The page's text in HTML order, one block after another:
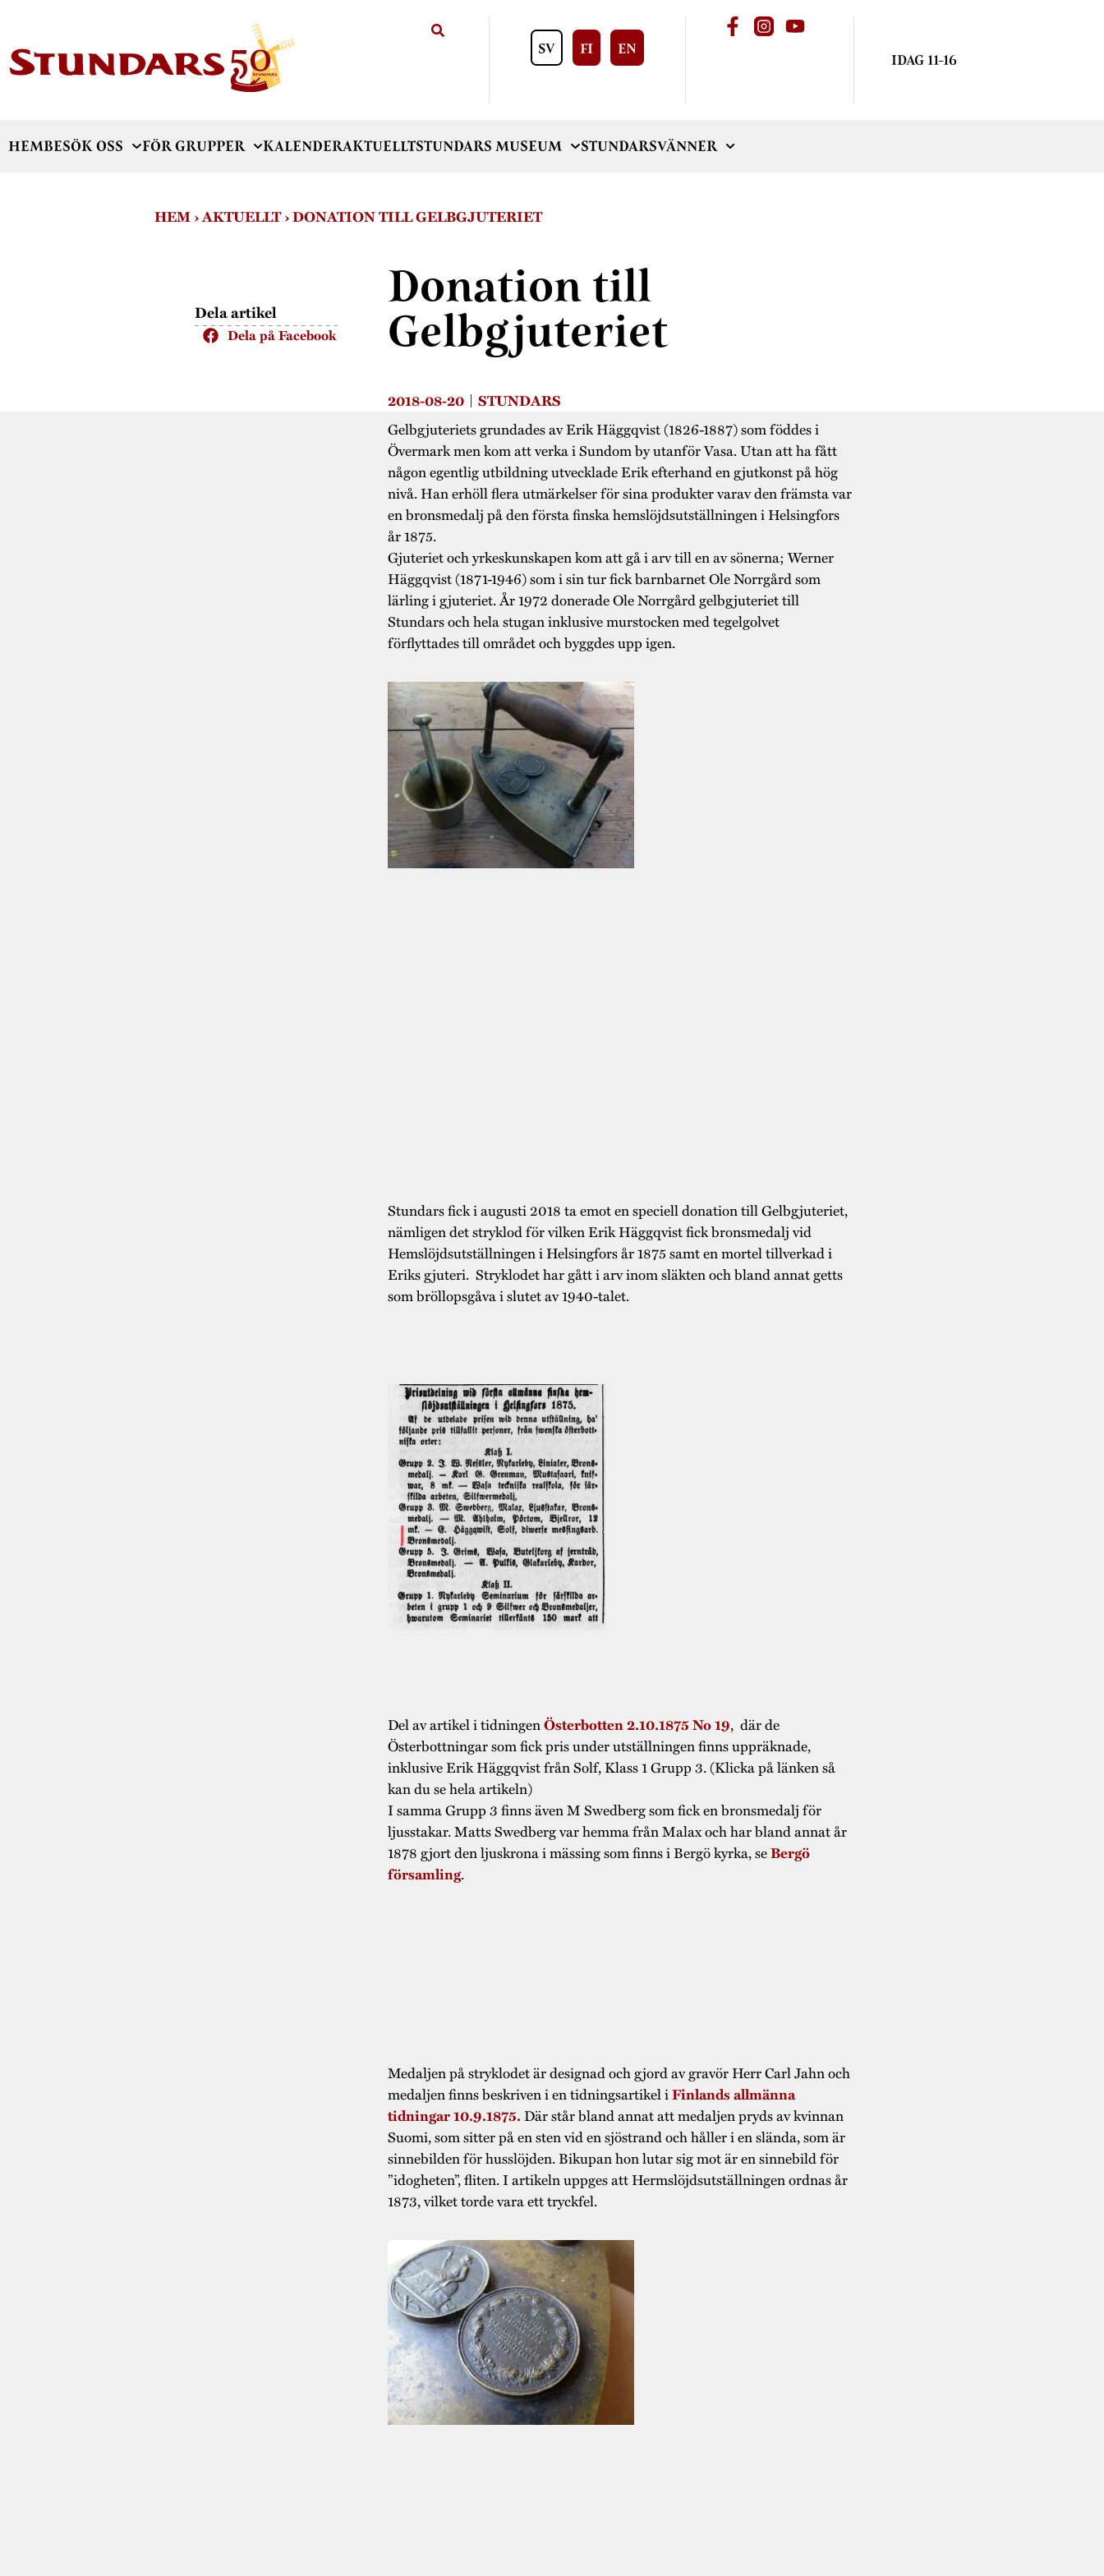
SV FI EN
IDAG 11-16
HEMBESÖK OSS FÖR GRUPPER KALENDERAKTUELLTSTUNDARS MUSEUM STUNDARSVÄNNER
HEM›AKTUELLT›DONATION TILL GELBGJUTERIET
Dela artikel
Dela på Facebook
Donation till
Gelbgjuteriet
2018-08-20
STUNDARS
Gelbgjuteriets grundades av Erik Häggqvist (1826-1887) som föddes i
Övermark men kom att verka i Sundom by utanför Vasa. Utan att ha fått
någon egentlig utbildning utvecklade Erik efterhand en gjutkonst på hög
nivå. Han erhöll flera utmärkelser för sina produkter varav den främsta var
en bronsmedalj på den första finska hemslöjdsutställningen i Helsingfors
år 1875.
Gjuteriet och yrkeskunskapen kom att gå i arv till en av sönerna; Werner
Häggqvist (1871-1946) som i sin tur fick barnbarnet Ole Norrgård som
lärling i gjuteriet. År 1972 donerade Ole Norrgård gelbgjuteriet till
Stundars och hela stugan inklusive murstocken med tegelgolvet
förflyttades till området och byggdes upp igen.
Stundars fick i augusti 2018 ta emot en speciell donation till Gelbgjuteriet,
nämligen det stryklod för vilken Erik Häggqvist fick bronsmedalj vid
Hemslöjdsutställningen i Helsingfors år 1875 samt en mortel tillverkad i
Eriks gjuteri. Stryklodet har gått i arv inom släkten och bland annat getts
som bröllopsgåva i slutet av 1940-talet.
Del av artikel i tidningenÖsterbotten 2.10.1875 No 19, där de
Österbottningar som fick pris under utställningen finns uppräknade,
inklusive Erik Häggqvist från Solf, Klass 1 Grupp 3. (Klicka på länken så
kan du se hela artikeln)
I samma Grupp 3 finns även M Swedberg som fick en bronsmedalj för
ljusstakar. Matts Swedberg var hemma från Malax och har bland annat år
1878 gjort den ljuskrona i mässing som finns i Bergö kyrka, seBergö
församling.
Medaljen på stryklodet är designad och gjord av gravör Herr Carl Jahn och
medaljen finns beskriven i en tidningsartikel iFinlands allmänna
tidningar 10.9.1875.Där står bland annat att medaljen pryds av kvinnan
Suomi, som sitter på en sten vid en sjöstrand och håller i en slända, som är
sinnebilden för husslöjden. Bikupan hon lutar sig mot är en sinnebild för
”idogheten”, fliten. I artikeln uppges att Hermslöjdsutställningen ordnas år
1873, vilket torde vara ett tryckfel.